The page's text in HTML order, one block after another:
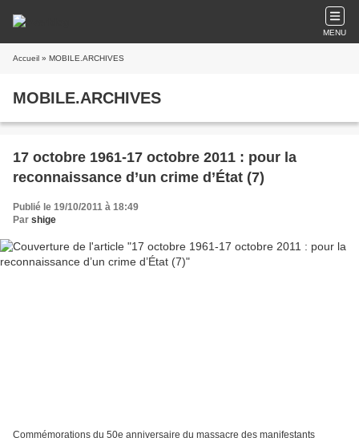
MENU
Accueil » MOBILE.ARCHIVES
MOBILE.ARCHIVES
17 octobre 1961-17 octobre 2011 : pour la
reconnaissance d’un crime d’État (7)
Publié le 19/10/2011 à 18:49
Par shige
Commémorations du 50e anniversaire du massacre des manifestants